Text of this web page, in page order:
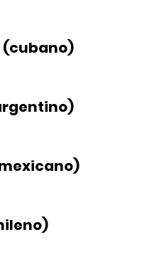
(cubano)